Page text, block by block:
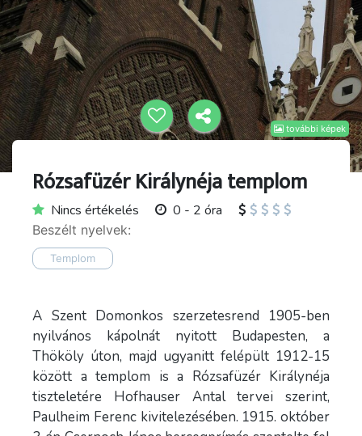
további képek
Rózsafüzér Királynéja templom
Nincs értékelés 0 - 2 óra
Beszélt nyelvek:
Templom
A Szent Domonkos szerzetesrend 1905-ben
nyilvános kápolnát nyitott Budapesten, a
Thököly úton, majd ugyanitt felépült 1912-15
között a templom is a Rózsafüzér Királynéja
tiszteletére Hofhauser Antal tervei szerint,
Paulheim Ferenc kivitelezésében. 1915. október